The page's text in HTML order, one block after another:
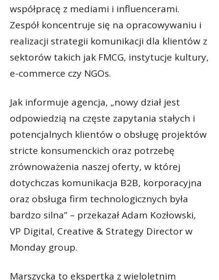
współpracę z mediami i influencerami.
Zespół koncentruje się na opracowywaniu i
realizacji strategii komunikacji dla klientów z
sektorów takich jak FMCG, instytucje kultury,
e-commerce czy NGOs.
Jak informuje agencja, „nowy dział jest
odpowiedzią na częste zapytania stałych i
potencjalnych klientów o obsługę projektów
stricte konsumenckich oraz potrzebę
zrównoważenia naszej oferty, w której
dotychczas komunikacja B2B, korporacyjna
oraz obsługa firm technologicznych była
bardzo silna” – przekazał Adam Kozłowski,
VP Digital, Creative & Strategy Director w
Monday group.
Marszycka to ekspertka z wieloletnim